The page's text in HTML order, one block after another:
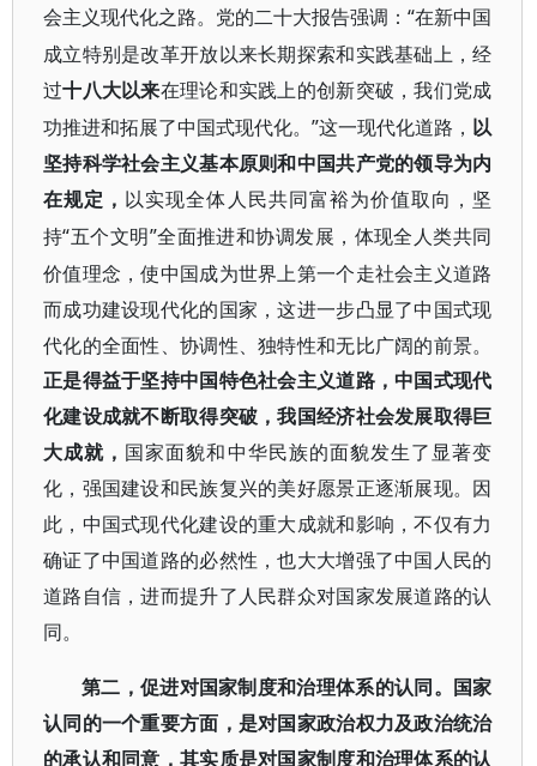
会主义现代化之路。党的二十大报告强调：“在新中国
成立特别是改革开放以来长期探索和实践基础上，经
过十八大以来在理论和实践上的创新突破，我们党成
功推进和拓展了中国式现代化。”这一现代化道路， 以
坚持科学社会主义基本原则和中国共产党的领导为内
在规定， 以实现全体人民共同富裕为价值取向，坚
持“五个文明”全面推进和协调发展，体现全人类共同
价值理念，使中国成为世界上第一个走社会主义道路
而成功建设现代化的国家，这进一步凸显了中国式现
代化的全面性、协调性、独特性和无比广阔的前景。
正是得益于坚持中国特色社会主义道路，中国式现代
化建设成就不断取得突破，我国经济社会发展取得巨
大成就， 国家面貌和中华民族的面貌发生了显著变
化，强国建设和民族复兴的美好愿景正逐渐展现。因
此，中国式现代化建设的重大成就和影响，不仅有力
确证了中国道路的必然性，也大大增强了中国人民的
道路自信，进而提升了人民群众对国家发展道路的认
同。
第二，促进对国家制度和治理体系的认同。国家
认同的一个重要方面，是对国家政治权力及政治统治
的承认和同意，其实质是对国家制度和治理体系的认